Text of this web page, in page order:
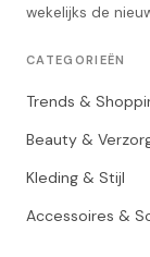
wekelijks de
CATEGORIEËN
Trends &
Beauty &
Kleding & Stijl
Accessoires &